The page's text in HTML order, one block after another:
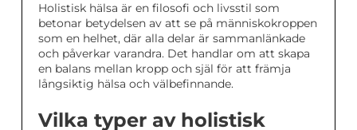
Holistisk hälsa är en filosofi och livsstil som
betonar betydelsen av att se på människokroppen
som en helhet, där alla delar är sammanlänkade
och påverkar varandra. Det handlar om att skapa
en balans mellan kropp och själ för att främja
långsiktig hälsa och välbefinnande.
Vilka typer av holistisk